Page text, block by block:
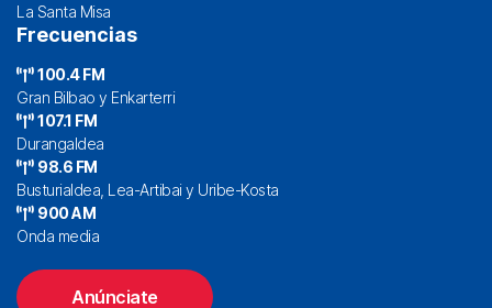
La Santa Misa
Frecuencias
100.4 FM
Gran Bilbao y Enkarterri
107.1 FM
Durangaldea
98.6 FM
Busturialdea, Lea-Artibai y Uribe-Kosta
900 AM
Onda media
Anúnciate